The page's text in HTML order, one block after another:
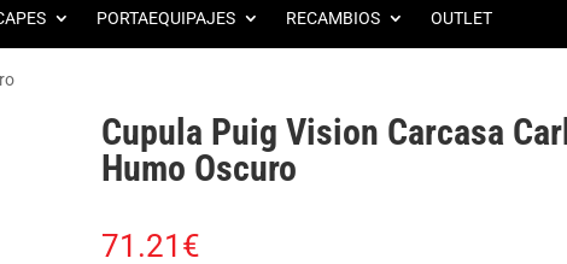
PORTAEQUIPAJES RECAMBIOS OUTLET
Cupula Puig Vision Carcasa
Humo Oscuro
71.21 €